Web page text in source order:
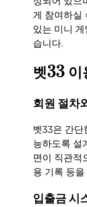
게 참여하실
있는 미니
습니다.
벳33 이
회원 절차
벳33은 간단
능하도록 설
면이 직관적
용 기록 등
입출금 시